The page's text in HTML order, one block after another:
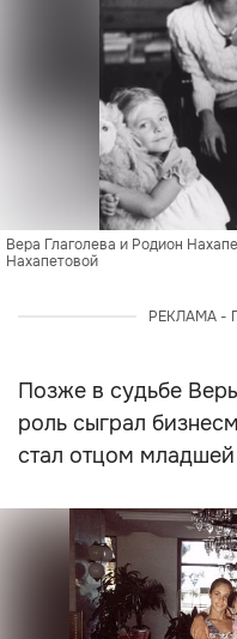
Вера Глаголева и Родион
Нахапетовой
РЕКЛАМА -
Позже в судьбе
роль сыграл
стал отцом